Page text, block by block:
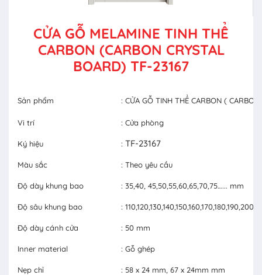
CỬA GỖ MELAMINE TINH THỂ
CARBON (CARBON CRYSTAL
BOARD) TF-23167
Sản phẩm : CỬA GỖ TINH THỂ CARBON (
Vi trí : Cửa phòng
Ký hiệu : TF-23167
Màu sắc : Theo yêu cầu
Độ dày khung bao : 35,40, 45,50,55,60,65,70,75…... mm
Độ sâu khung bao :
Độ dày cánh cửa : 50 mm
Inner material : Gỗ ghép
Nẹp chỉ : 58 x 24 mm, 67 x 24mm mm